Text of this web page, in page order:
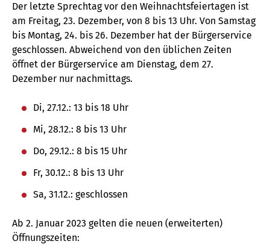
Der letzte Sprechtag vor den Weihnachtsfeiertagen ist
am Freitag, 23. Dezember, von 8 bis 13 Uhr. Von Samstag
bis Montag, 24. bis 26. Dezember hat der Bürgerservice
geschlossen. Abweichend von den üblichen Zeiten
öffnet der Bürgerservice am Dienstag, dem 27.
Dezember nur nachmittags.
Di, 27.12.: 13 bis 18 Uhr
Mi, 28.12.: 8 bis 13 Uhr
Do, 29.12.: 8 bis 15 Uhr
Fr, 30.12.: 8 bis 13 Uhr
Sa, 31.12.: geschlossen
Ab 2. Januar 2023 gelten die neuen (erweiterten)
Öffnungszeiten: